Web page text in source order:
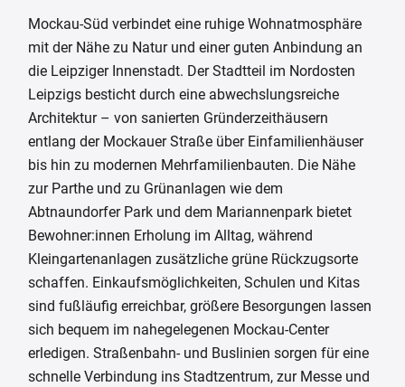
Mockau-Süd verbindet eine ruhige Wohnatmosphäre
mit der Nähe zu Natur und einer guten Anbindung an
die Leipziger Innenstadt. Der Stadtteil im Nordosten
Leipzigs besticht durch eine abwechslungsreiche
Architektur – von sanierten Gründerzeithäusern
entlang der Mockauer Straße über Einfamilienhäuser
bis hin zu modernen Mehrfamilienbauten. Die Nähe
zur Parthe und zu Grünanlagen wie dem
Abtnaundorfer Park und dem Mariannenpark bietet
Bewohner:innen Erholung im Alltag, während
Kleingartenanlagen zusätzliche grüne Rückzugsorte
schaffen. Einkaufsmöglichkeiten, Schulen und Kitas
sind fußläufig erreichbar, größere Besorgungen lassen
sich bequem im nahegelegenen Mockau-Center
erledigen. Straßenbahn- und Buslinien sorgen für eine
schnelle Verbindung ins Stadtzentrum, zur Messe und